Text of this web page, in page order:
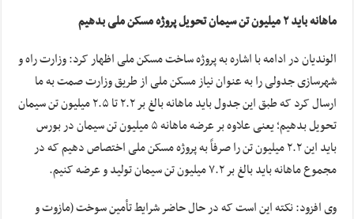
ماهانه باید ۲ میلیون تن سیمان تحویل پروژه مسکن ملی بدهیم
الوندیان در ادامه با اشاره به پروژه ساخت مسکن ملی اظهار کرد: وزارت راه و
شهرسازی جدولی را به عنوان نیاز مسکن ملی از طریق وزارت صمت به ما
ارسال کرد که طبق این جدول باید ماهانه بالغ بر ۲.۲ تا ۲.۵ میلیون تن سیمان
تحویل بدهیم؛ یعنی علاوه بر عرضه ماهانه ۵ میلیون تن سیمان در بورس
باید این ۲.۲ میلیون تن را صرفاً به پروژه مسکن ملی اختصاص دهیم که در
مجموع ماهانه باید بالغ بر ۷.۲ میلیون تن سیمان تولید و عرضه کنیم.
وی افزود: نکته این است که در حال حاضر شرایط تأمین سوخت (مازوت و